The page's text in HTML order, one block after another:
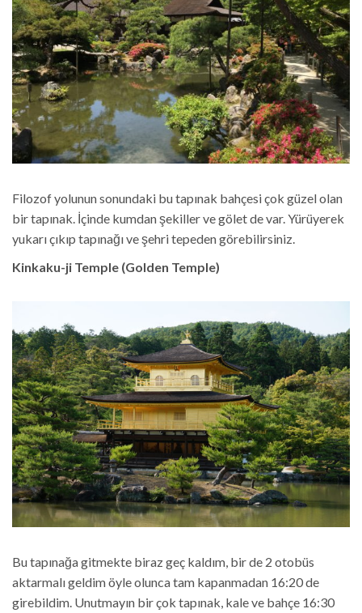
Filozof yolunun sonundaki bu tapınak bahçesi çok güzel olan
bir tapınak. İçinde kumdan şekiller ve gölet de var. Yürüyerek
yukarı çıkıp tapınağı ve şehri tepeden görebilirsiniz.
Kinkaku-ji Temple (Golden Temple)
Bu tapınağa gitmekte biraz geç kaldım, bir de 2 otobüs
aktarmalı geldim öyle olunca tam kapanmadan 16:20 de
girebildim. Unutmayın bir çok tapınak, kale ve bahçe 16:30